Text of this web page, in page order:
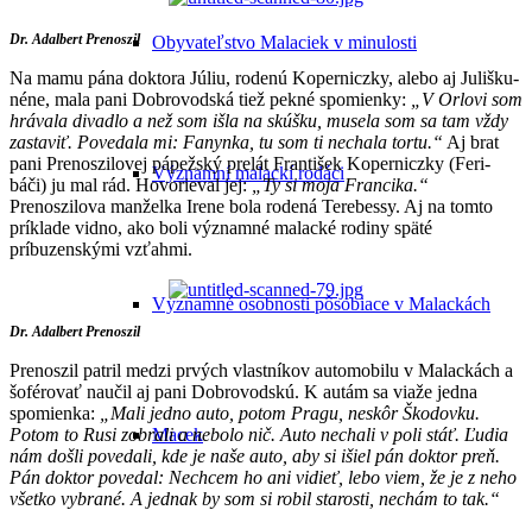
Obyvateľstvo Malaciek v minulosti
Významní malackí rodáci
Významné osobnosti pôsobiace v Malackách
Macek
Dr. Adalbert Prenoszil
Na mamu pána doktora Júliu, rodenú Koperniczky, alebo aj Julišku-
néne, mala pani Dobrovodská tiež pekné spomienky:
„V Orlovi som
hrávala divadlo a než som išla na skúšku, musela som sa tam vždy
zastaviť. Povedala mi: Fanynka, tu som ti nechala tortu.“ Aj brat
pani Prenoszilovej pápežský prelát František Koperniczky (Feri-
báči) ju mal rád. Hovorieval jej:„Ty si moja Francika.“
Prenoszilova manželka Irene bola rodená Terebessy. Aj na tomto
príklade vidno, ako boli významné malacké rodiny späté
príbuzenskými vzťahmi.
Dr. Adalbert Prenoszil
Prenoszil patril medzi prvých vlastníkov automobilu v Malackách a
šoférovať naučil aj pani Dobrovodskú. K autám sa viaže jedna
spomienka:
„Mali jedno auto, potom Pragu, neskôr Škodovku.
Potom to Rusi zobrali a nebolo nič. Auto nechali v poli stáť. Ľudia
nám došli povedali, kde je naše auto, aby si išiel pán doktor preň.
Pán doktor povedal: Nechcem ho ani vidieť, lebo viem, že je z neho
všetko vybrané. A jednak by som si robil starosti, nechám to tak.“